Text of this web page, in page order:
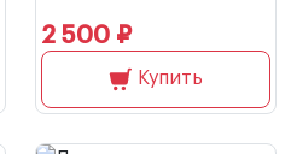
2 500 ₽
Купить